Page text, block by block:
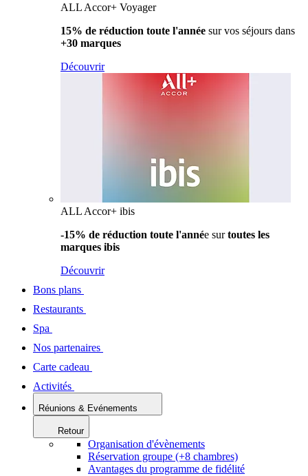
ALL Accor+ Voyager
15% de réduction toute l'année sur vos séjours dans
+30 marques
Découvrir
ALL Accor+ ibis
-15% de réduction toute l'année surtoutes les
marques ibis
Découvrir
Bons plans
Restaurants
Spa
Nos partenaires
Carte cadeau
Activités
Réunions & Evénements
Retour
Organisation d'évènements
Réservation groupe (+8 chambres)
Avantages du programme de fidélité